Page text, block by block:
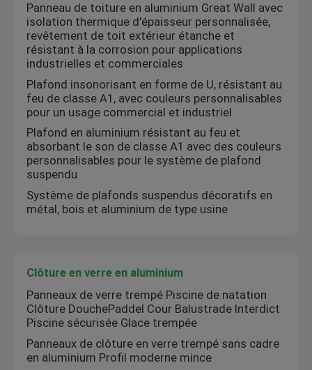
Panneau de toiture en aluminium Great Wall avec
isolation thermique d'épaisseur personnalisée,
revêtement de toit extérieur étanche et
résistant à la corrosion pour applications
industrielles et commerciales
Plafond insonorisant en forme de U, résistant au
feu de classe A1, avec couleurs personnalisables
pour un usage commercial et industriel
Plafond en aluminium résistant au feu et
absorbant le son de classe A1 avec des couleurs
personnalisables pour le système de plafond
suspendu
Système de plafonds suspendus décoratifs en
métal, bois et aluminium de type usine
Clôture en verre en aluminium
Panneaux de verre trempé Piscine de natation
Clôture DouchePaddel Cour Balustrade Interdict
Piscine sécurisée Glace trempée
Panneaux de clôture en verre trempé sans cadre
en aluminium Profil moderne mince